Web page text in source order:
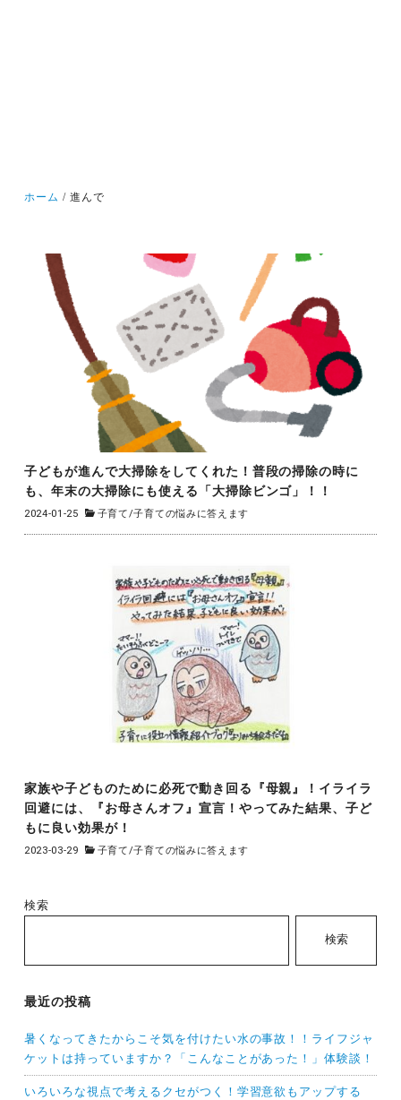
ホーム 進んで
子どもが進んで大掃除をしてくれた！普段の掃除の時に
も、年末の大掃除にも使える「大掃除ビンゴ」！！
2024-01-25 子育て/子育ての悩みに答えます
家族や子どものために必死で動き回る『母親』！イライラ
回避には、『お母さんオフ』宣言！やってみた結果、子ど
もに良い効果が！
2023-03-29 子育て/子育ての悩みに答えます
検索
検索
最近の投稿
暑くなってきたからこそ気を付けたい水の事故！！ライフジャ
ケットは持っていますか？「こんなことがあった！」体験談！
いろいろな視点で考えるクセがつく！学習意欲もアップする